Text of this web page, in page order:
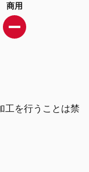
商用
工を行うことは禁